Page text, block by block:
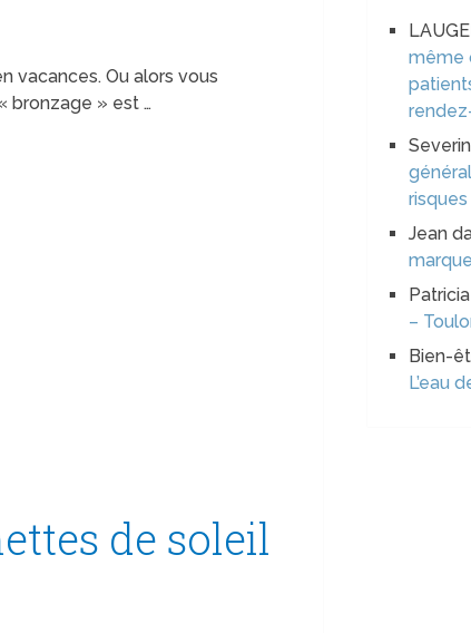
vacances. Ou alors vous
bronzage » est …
de soleil
même
Jean
–
Bien-
L’eau